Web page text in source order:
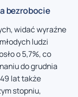
bezrobocie
widać wyraźne
ludzi
o 5,7%, co
do grudnia
lat także
stopniu,